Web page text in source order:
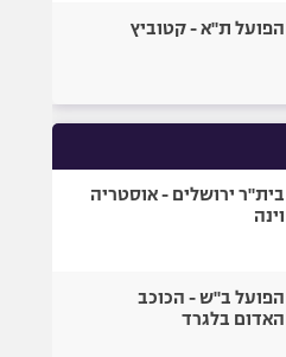
הפועל ת"א - קטוביץ
בית"ר ירושלים - אוסטריה
וינה
הפועל ב"ש - הכוכב
האדום בלגרד